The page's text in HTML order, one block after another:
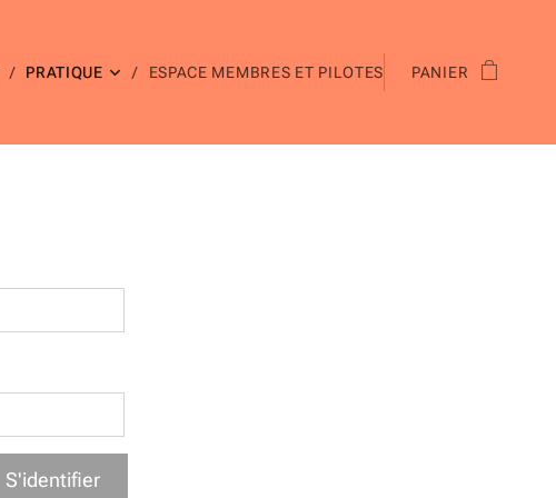
PRATIQUE ESPACE MEMBRES ET PILOTES PANIER
S'identifier